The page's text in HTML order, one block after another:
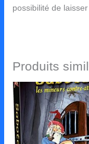
possibilité de laisser
Produits